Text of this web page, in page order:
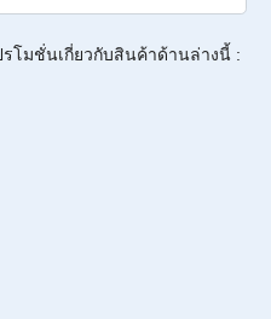
โมชั่นเกี่ยวกับสินค้าด้านล่างนี้ :